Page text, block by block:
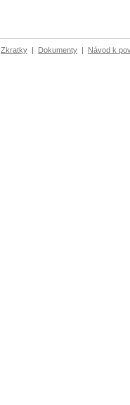
Zkratky | Dokumenty | Návod k